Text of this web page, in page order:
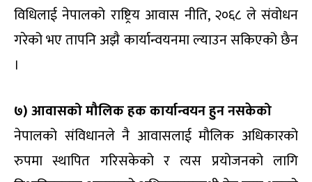
विधिलाई नेपालको राष्ट्रिय आवास नीति, २०६८ ले संवोधन
गरेको भए तापनि अझै कार्यान्वयनमा ल्याउन सकिएको छैन
।
७) आवासको मौलिक हक कार्यान्वयन हुन नसकेको
नेपालको संविधानले नै आवासलाई मौलिक अधिकारको
रुपमा स्थापित गरिसकेको र त्यस प्रयोजनको लागि